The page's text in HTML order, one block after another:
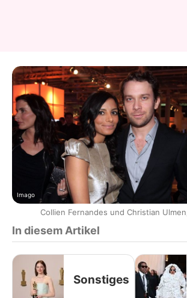
Imago
Collien Fernandes und Christian
In diesem Artikel
Sonstiges